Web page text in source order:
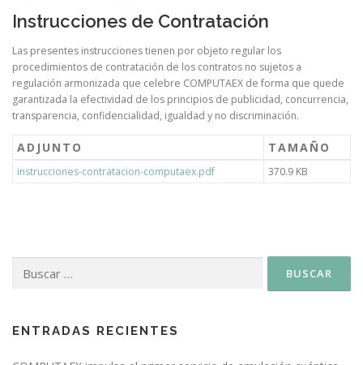
Instrucciones de Contratación
Las presentes instrucciones tienen por objeto regular los
procedimientos de contratación de los contratos no sujetos a
regulación armonizada que celebre COMPUTAEX de forma que quede
garantizada la efectividad de los principios de publicidad, concurrencia,
transparencia, confidencialidad, igualdad y no discriminación.
ADJUNTO TAMAÑO
instrucciones-contratacion-computaex.pdf 370.9 KB
ENTRADAS RECIENTES